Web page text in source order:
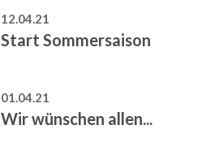
12.04.21
Start Sommersaison
01.04.21
Wir wünschen allen...